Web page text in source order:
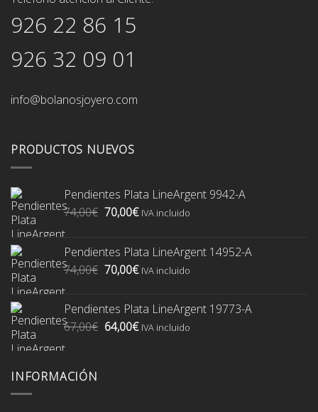
926 22 86 15
926 32 09 01
info@bolanosjoyero.com
PRODUCTOS NUEVOS
Pendientes Plata LineArgent 9942-A
74,00€ El
era:
74,00€.
70,00€El
es:
70,00€.
IVA incluido
Pendientes Plata LineArgent 14952-A
74,00€ El
era:
74,00€.
70,00€El
es:
70,00€.
IVA incluido
Pendientes Plata LineArgent 19773-A
67,00€ El
64,00€ElIVA incluido
INFORMACIÓN